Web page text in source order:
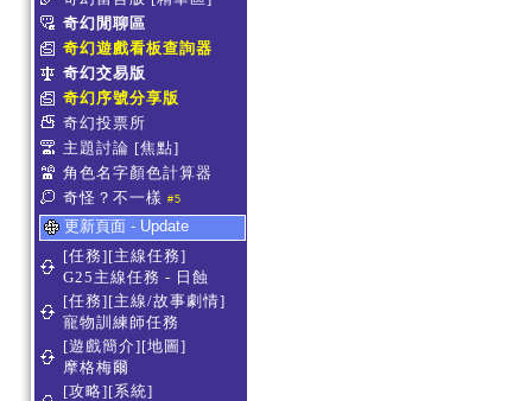
奇幻閒聊區
奇幻遊戲看板查詢器
奇幻交易版
奇幻序號分享版
奇幻投票所
主題討論 [焦點]
角色名字顏色計算器
奇怪？不一樣 #5
更新頁面 - Update
[任務][主線任務]
G25主線任務 - 日蝕
[任務][主線/故事劇情]
寵物訓練師任務
[遊戲簡介][地圖]
摩格梅爾
[攻略][系統]